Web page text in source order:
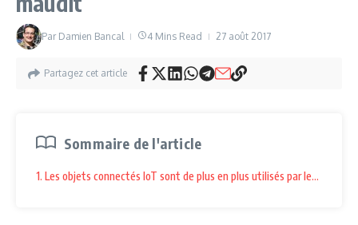
Par Damien Bancal 4 Mins Read 27 août 2017
Partagez cet article
Sommaire de l'article
1. Les objets connectés IoT sont de plus en plus utilisés par les